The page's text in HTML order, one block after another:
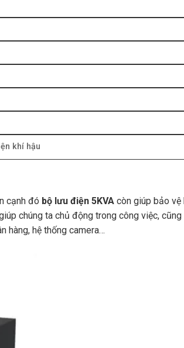
khí hậu
cạnh đó bộ lưu điện 5KVA còn giúp bảo vệ
chúng ta chủ động trong công việc,
hàng, hệ thống camera…